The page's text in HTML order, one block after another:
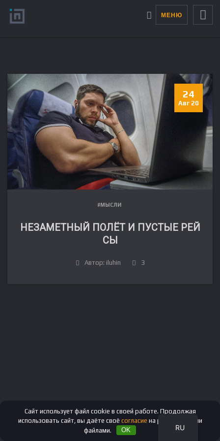
МЕНЮ
24
Авг 20
#МЫСЛИ
НЕЗАМЕТНЫЙ ПОЛЁТ И ПУСТЫЕ РЕЙ
СЫ
Автор: iluhin 3
RU
EN
Сайт использует файл cookie в своей работе. Продолжая
использовать сайт, вы даёте своё согласие на работу с этими
файлами.
OK